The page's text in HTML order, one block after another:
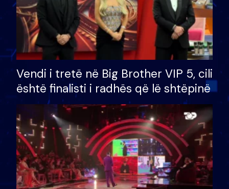
Vendi i tretë në Big Brother VIP 5, cili
është finalisti i radhës që lë shtëpinë